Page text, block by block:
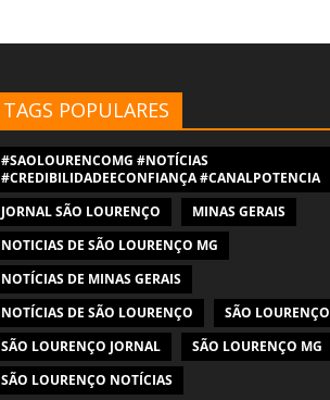
TAGS POPULARES
#SAOLOURENCOMG #NOTÍCIAS
#CREDIBILIDADEECONFIANÇA #CANALPOTENCIA
JORNAL SÃO LOURENÇO
MINAS GERAIS
NOTICIAS DE SÃO LOURENÇO MG
NOTÍCIAS DE MINAS GERAIS
NOTÍCIAS DE SÃO LOURENÇO
SÃO LOURENÇO
SÃO LOURENÇO JORNAL
SÃO LOURENÇO MG
SÃO LOURENÇO NOTÍCIAS